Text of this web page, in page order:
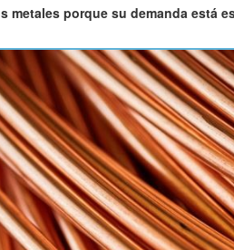
metales porque su demanda está